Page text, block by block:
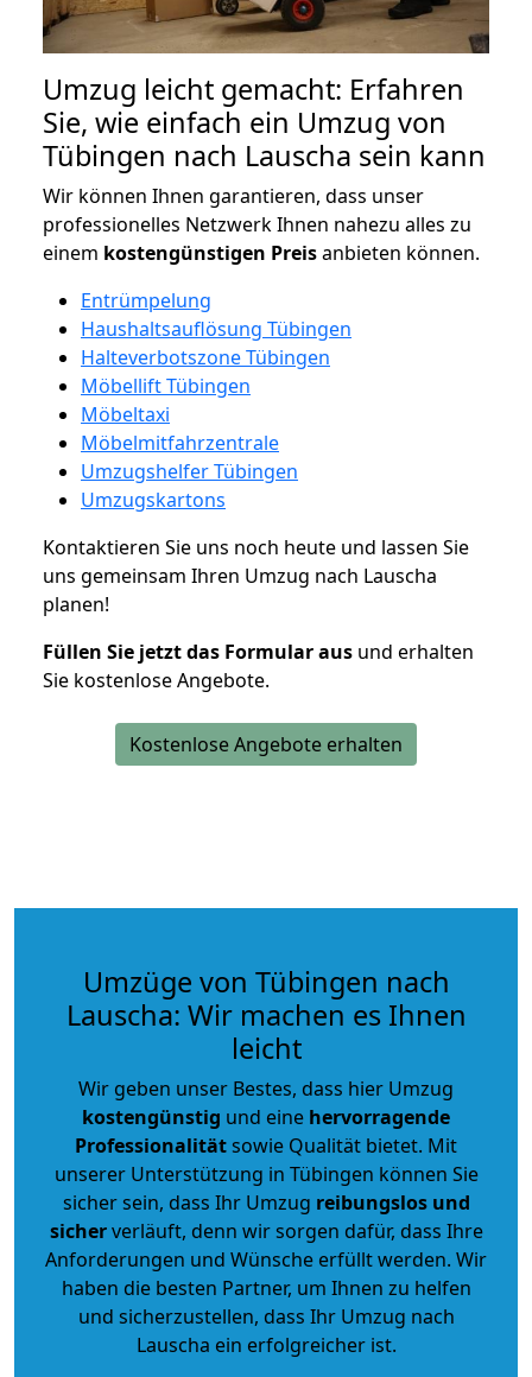
Umzug leicht gemacht: Erfahren
Sie, wie einfach ein Umzug von
Tübingen nach Lauscha sein kann
Wir können Ihnen garantieren, dass unser
professionelles Netzwerk Ihnen nahezu alles zu
einem kostengünstigen Preisanbieten können.
Entrümpelung
Haushaltsauflösung Tübingen
Halteverbotszone Tübingen
Möbellift Tübingen
Möbeltaxi
Möbelmitfahrzentrale
Umzugshelfer Tübingen
Umzugskartons
Kontaktieren Sie uns noch heute und lassen Sie
uns gemeinsam Ihren Umzug nach Lauscha
planen!
Füllen Sie jetzt das Formular aus und erhalten
Sie kostenlose Angebote.
Kostenlose Angebote erhalten
Umzüge von Tübingen nach
Lauscha: Wir machen es Ihnen
leicht
Wir geben unser Bestes, dass hier Umzug
kostengünstig und eine hervorragende
Professionalitätsowie Qualität bietet. Mit
unserer Unterstützung in Tübingen können Sie
sicher sein, dass Ihr Umzug reibungslos und
sicherverläuft, denn wir sorgen dafür, dass Ihre
Anforderungen und Wünsche erfüllt werden. Wir
haben die besten Partner, um Ihnen zu helfen
und sicherzustellen, dass Ihr Umzug nach
Lauscha ein erfolgreicher ist.